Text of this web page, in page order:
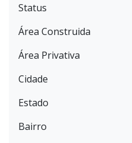
Status
Área Construida
Área Privativa
Cidade
Estado
Bairro